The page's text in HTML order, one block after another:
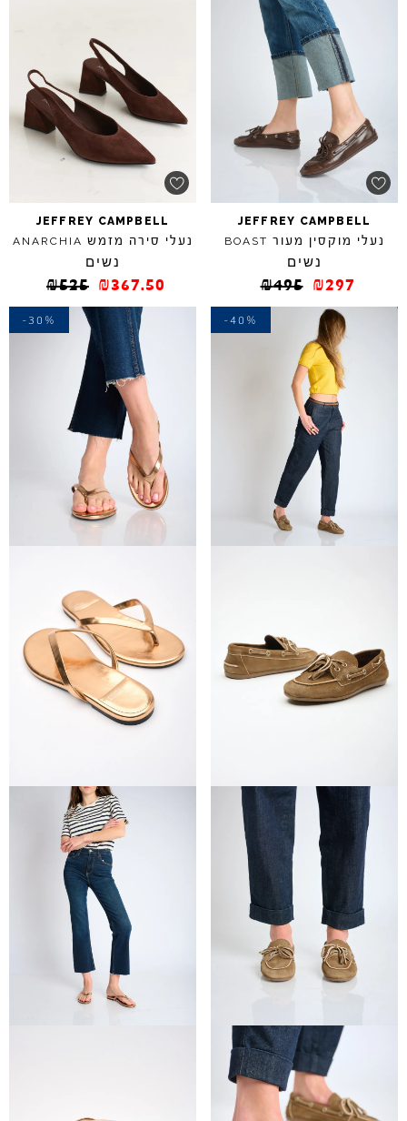
JEFFREY CAMPBELL
נעלי מוקסין מעור BOAST
נשים
₪495 ₪297
JEFFREY CAMPBELL
נעלי סירה מזמש ANARCHIA
נשים
₪525 ₪367.50
-40%
-30%